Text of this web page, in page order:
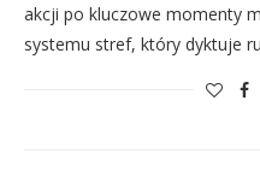
akcji po kluczowe momenty
systemu stref, który dyktuje